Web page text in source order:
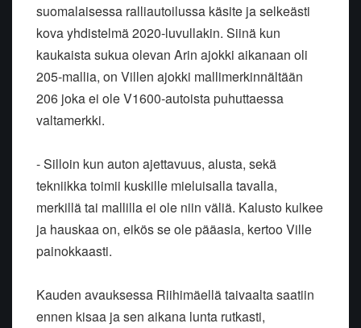
suomalaisessa ralliautoilussa käsite ja selkeästi
kova yhdistelmä 2020-luvullakin. Siinä kun
kaukaista sukua olevan Arin ajokki aikanaan oli
205-mallia, on Villen ajokki mallimerkinnältään
206 joka ei ole V1600-autoista puhuttaessa
valtamerkki.
- Silloin kun auton ajettavuus, alusta, sekä
tekniikka toimii kuskille mieluisalla tavalla,
merkillä tai mallilla ei ole niin väliä. Kalusto kulkee
ja hauskaa on, eikös se ole pääasia, kertoo Ville
painokkaasti.
Kauden avauksessa Riihimäellä taivaalta saatiin
ennen kisaa ja sen aikana lunta rutkasti,